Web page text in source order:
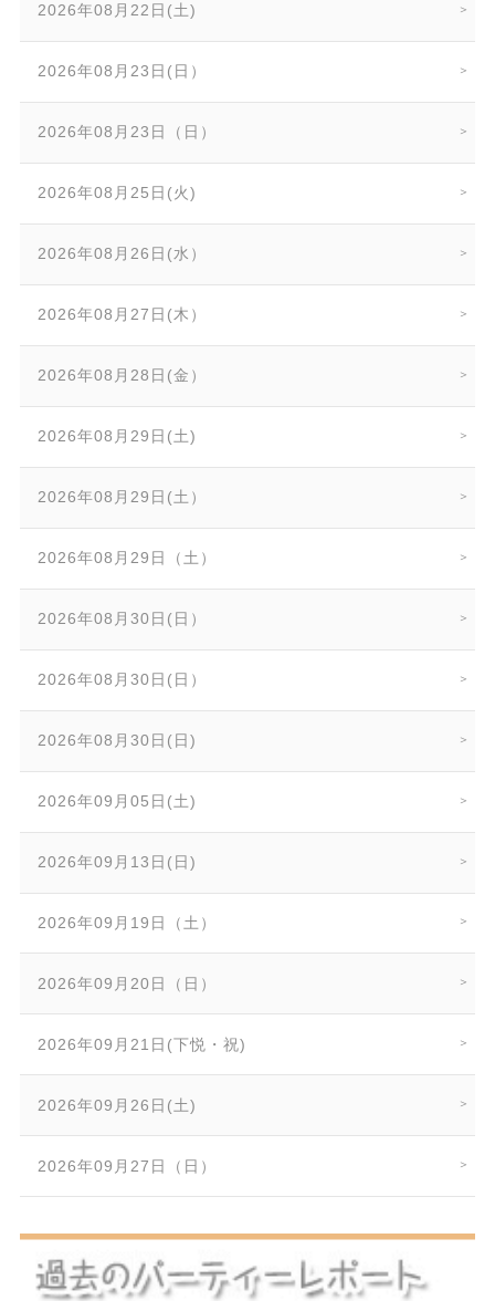
2026年08月22日(土)
2026年08月23日(日）
2026年08月23日（日）
2026年08月25日(火)
2026年08月26日(水）
2026年08月27日(木）
2026年08月28日(金）
2026年08月29日(土)
2026年08月29日(土）
2026年08月29日（土）
2026年08月30日(日）
2026年08月30日(日）
2026年08月30日(日)
2026年09月05日(土)
2026年09月13日(日)
2026年09月19日（土）
2026年09月20日（日）
2026年09月21日(下悦・祝)
2026年09月26日(土)
2026年09月27日（日）